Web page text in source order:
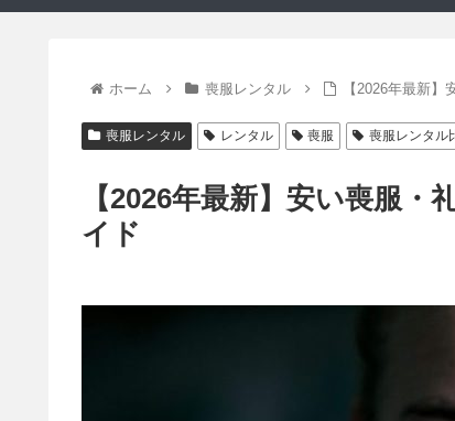
ホーム 喪服レンタル 【2026年最新
喪服レンタル レンタル 喪服 喪服レンタル
【2026年最新】安い喪服
イド